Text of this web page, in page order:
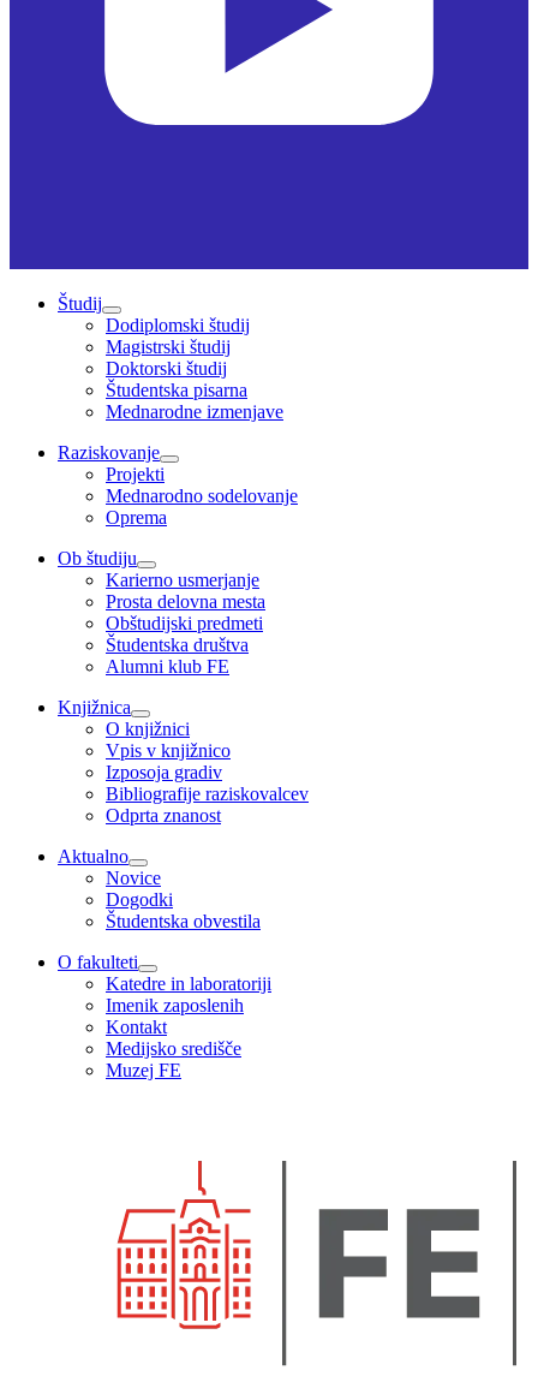
Študij
Dodiplomski študij
Magistrski študij
Doktorski študij
Študentska pisarna
Mednarodne izmenjave
Raziskovanje
Projekti
Mednarodno sodelovanje
Oprema
Ob študiju
Karierno usmerjanje
Prosta delovna mesta
Obštudijski predmeti
Študentska društva
Alumni klub FE
Knjižnica
O knjižnici
Vpis v knjižnico
Izposoja gradiv
Bibliografije raziskovalcev
Odprta znanost
Aktualno
Novice
Dogodki
Študentska obvestila
O fakulteti
Katedre in laboratoriji
Imenik zaposlenih
Kontakt
Medijsko središče
Muzej FE